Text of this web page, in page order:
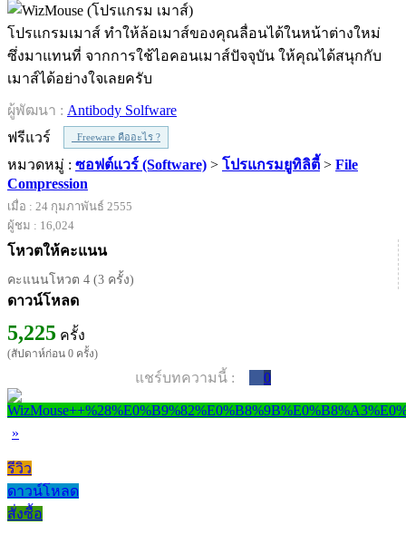
โปรแกรมเมาส์ ทำให้ล้อเมาส์ของคุณลื่อนได้ในหน้าต่างใหม่
ซึ่งมาแทนที่ จากการใช้ไอคอนเมาส์ปัจจุบัน ให้คุณได้สนุกกับ
เมาส์ได้อย่างใจเลยครับ
ผู้พัฒนา : Antibody Solfware
ฟรีแวร์
Freeware คืออะไร ?
หมวดหมู่ : ซอฟต์แวร์ (Software) > โปรแกรมยูทิลิตี้ > File
Compression
เมื่อ : 24 กุมภาพันธ์ 2555
ผู้ชม : 16,024
โหวตให้คะแนน
คะแนนโหวต 4 (3 ครั้ง)
ดาวน์โหลด
5,225 ครั้ง
(สัปดาห์ก่อน 0 ครั้ง)
แชร์บทความนี้ : 0
»
รีวิว
ดาวน์โหลด
สั่งซื้อ